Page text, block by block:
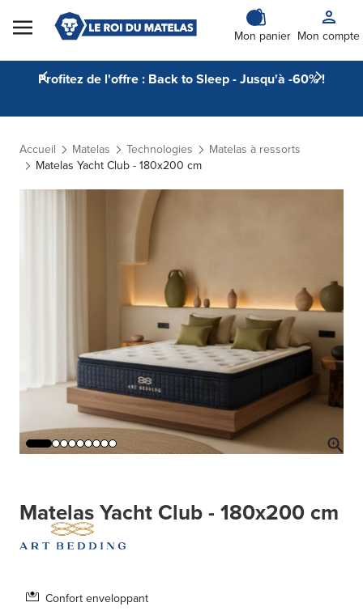
Skip to Content
Mon panier Mon compte
Profitez de l'offre : Back to Sleep - Jusqu'à -60% !
Accueil Matelas Technologies
Matelas à ressorts
Matelas Yacht Club - 180x200 cm
Matelas Yacht Club - 180x200 cm
Confort enveloppant